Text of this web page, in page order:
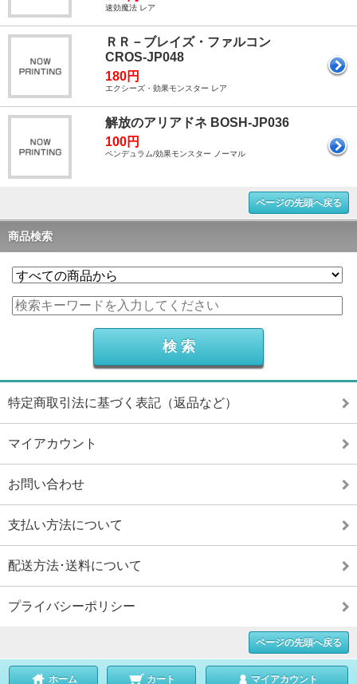
速効魔法 レア
ＲＲ－ブレイズ・ファルコン
CROS-JP048
180円
エクシーズ・効果モンスター レア
解放のアリアドネ BOSH-JP036
100円
ペンデュラム/効果モンスター ノーマル
ページの先頭へ戻る
商品検索
特定商取引法に基づく表記（返品など）
マイアカウント
お問い合わせ
支払い方法について
配送方法･送料について
プライバシーポリシー
ページの先頭へ戻る
ホーム カート マイアカウント